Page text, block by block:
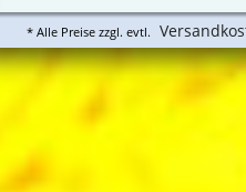
* Alle Preise zzgl. evtl.